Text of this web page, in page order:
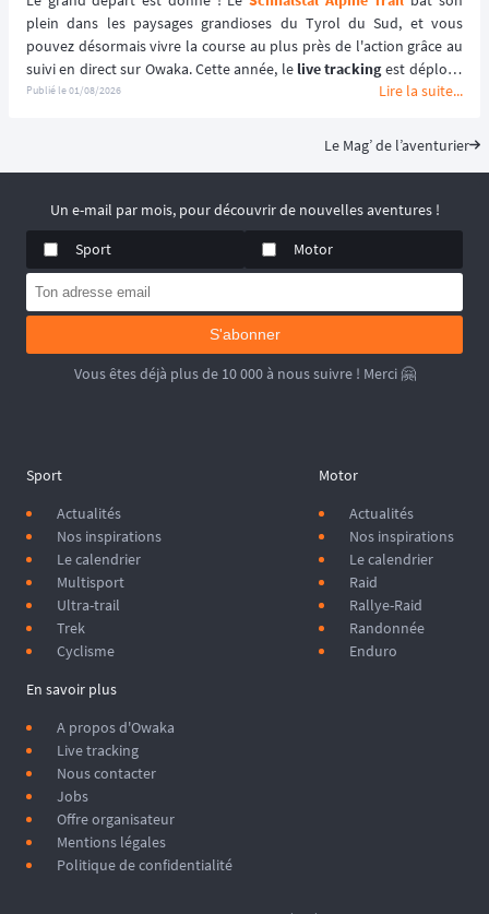
plein dans les paysages grandioses du Tyrol du Sud, et vous
pouvez désormais vivre la course au plus près de l'action grâce au
suivi en direct sur Owaka. Cette année, le live tracking est déployé
spécifiquement pour la distance reine de l'événement afin de
Publié le01/08/2026 Lire la suite...
Le Mag’ de l’aventurier
Un e-mail par mois, pour découvrir de nouvelles aventures !
Sport
Motor
S'abonner
Vous êtes déjà plus de 10 000 à nous suivre ! Merci 🤗
Sport
Actualités
Nos inspirations
Le calendrier
Multisport
Ultra-trail
Trek
Cyclisme
Motor
Actualités
Nos inspirations
Le calendrier
Raid
Rallye-Raid
Randonnée
Enduro
En savoir plus
A propos d'Owaka
Live tracking
Nous contacter
Jobs
Offre organisateur
Mentions légales
Politique de confidentialité